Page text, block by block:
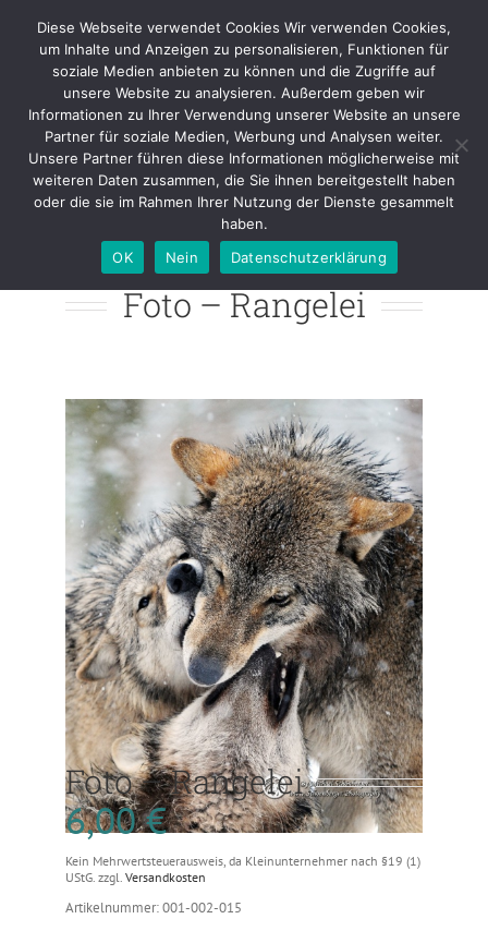
content
Foto – Rangelei
Foto – Rangelei
Foto – Rangelei
6,00€
Kein Mehrwertsteuerausweis, da Kleinunternehmer nach §19 (1)
UStG. zzgl. Versandkosten
Artikelnummer: 001-002-015
Diese Webseite verwendet Cookies Wir verwenden Cookies,
um Inhalte und Anzeigen zu personalisieren, Funktionen für
soziale Medien anbieten zu können und die Zugriffe auf
unsere Website zu analysieren. Außerdem geben wir
Informationen zu Ihrer Verwendung unserer Website an unsere
Partner für soziale Medien, Werbung und Analysen weiter.
Unsere Partner führen diese Informationen möglicherweise mit
weiteren Daten zusammen, die Sie ihnen bereitgestellt haben
oder die sie im Rahmen Ihrer Nutzung der Dienste gesammelt
haben.
OK
Nein Datenschutzerklärung